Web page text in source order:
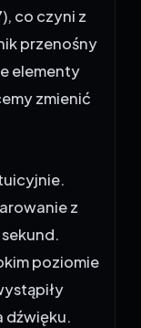
co czyni z
przenośny
elementy
zmienić
z
poziomie
dźwięku.